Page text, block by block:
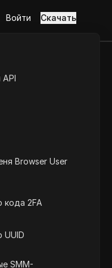
API
Browser User
кода 2FA
UUID
SMM-
Войти Скачать